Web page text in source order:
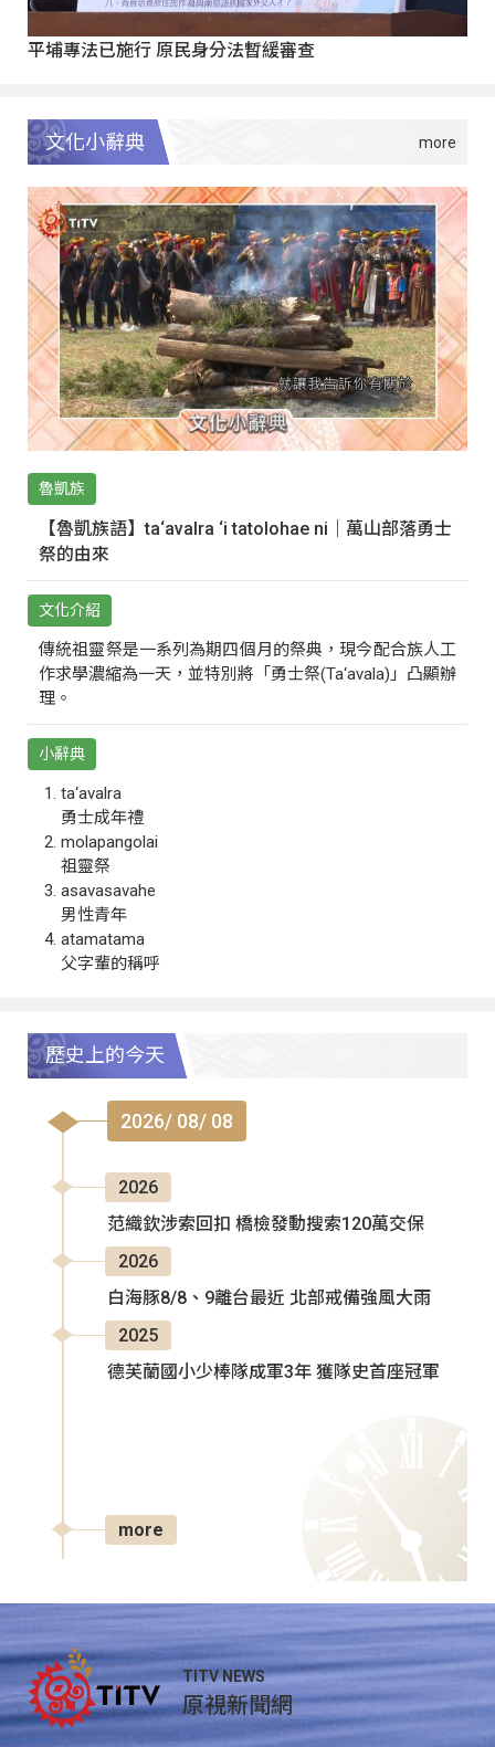
平埔專法已施行 原民身分法暫緩審查
文化小辭典
魯凱族
【魯凱族語】ta‘avalra ‘i tatolohae ni｜萬山部落勇士
祭的由來
文化介紹
傳統祖靈祭是一系列為期四個月的祭典，現今配合族人工
作求學濃縮為一天，並特別將「勇士祭(Ta‘avala)」凸顯辦
理。
小辭典
ta‘avalra
勇士成年禮
molapangolai
祖靈祭
asavasavahe
男性青年
atamatama
父字輩的稱呼
歷史上的今天
2026/ 08/ 08
2026
范織欽涉索回扣 橋檢發動搜索120萬交保
2026
白海豚8/8、9離台最近 北部戒備強風大雨
2025
德芙蘭國小少棒隊成軍3年 獲隊史首座冠軍
more
TITV NEWS
原視新聞網